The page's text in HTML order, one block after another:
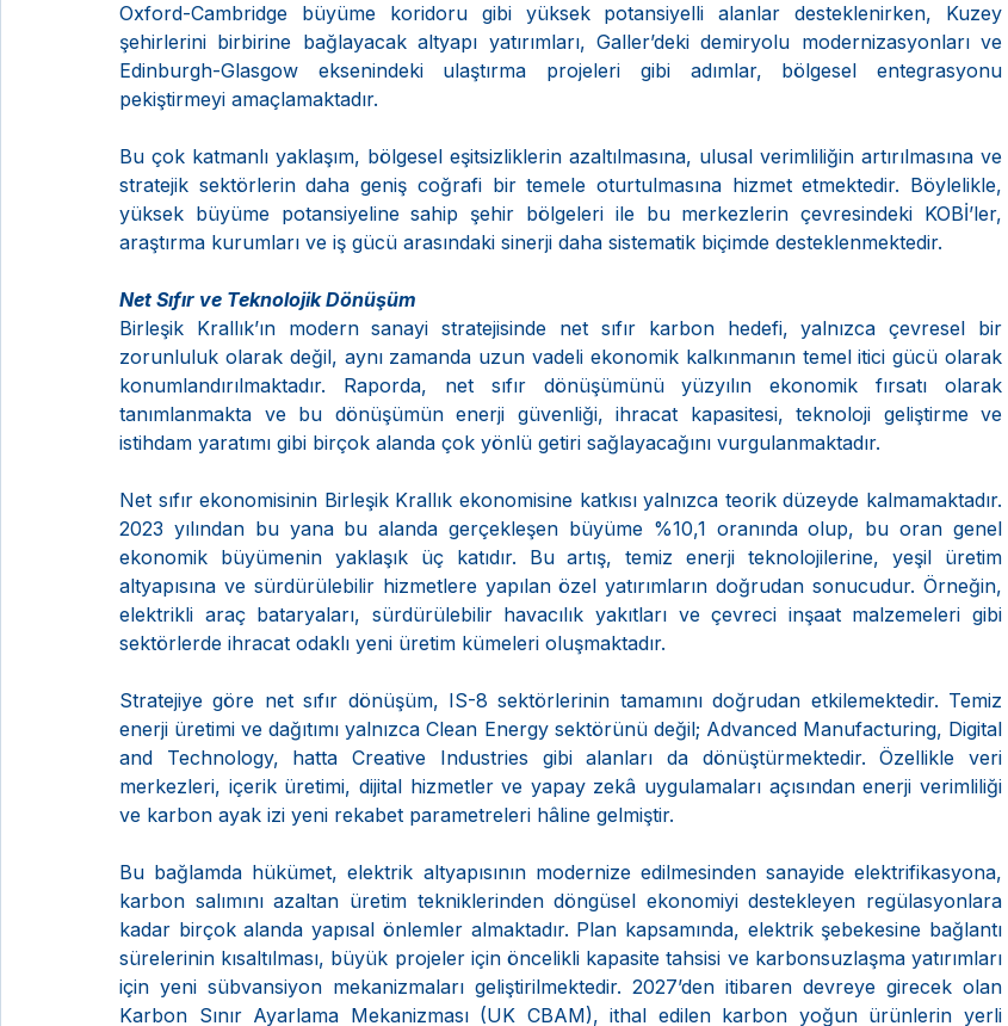
Oxford-Cambridge büyüme koridoru gibi yüksek potansiyelli alanlar desteklenirken, Kuzey
şehirlerini birbirine bağlayacak altyapı yatırımları, Galler’deki demiryolu modernizasyonları ve
Edinburgh-Glasgow eksenindeki ulaştırma projeleri gibi adımlar, bölgesel entegrasyonu
pekiştirmeyi amaçlamaktadır.
Bu çok katmanlı yaklaşım, bölgesel eşitsizliklerin azaltılmasına, ulusal verimliliğin artırılmasına ve
stratejik sektörlerin daha geniş coğrafi bir temele oturtulmasına hizmet etmektedir. Böylelikle,
yüksek büyüme potansiyeline sahip şehir bölgeleri ile bu merkezlerin çevresindeki KOBİ’ler,
araştırma kurumları ve iş gücü arasındaki sinerji daha sistematik biçimde desteklenmektedir.
Net Sıfır ve Teknolojik Dönüşüm
Birleşik Krallık’ın modern sanayi stratejisinde net sıfır karbon hedefi, yalnızca çevresel bir
zorunluluk olarak değil, aynı zamanda uzun vadeli ekonomik kalkınmanın temel itici gücü olarak
konumlandırılmaktadır. Raporda, net sıfır dönüşümünü yüzyılın ekonomik fırsatı olarak
tanımlanmakta ve bu dönüşümün enerji güvenliği, ihracat kapasitesi, teknoloji geliştirme ve
istihdam yaratımı gibi birçok alanda çok yönlü getiri sağlayacağını vurgulanmaktadır.
Net sıfır ekonomisinin Birleşik Krallık ekonomisine katkısı yalnızca teorik düzeyde kalmamaktadır.
2023 yılından bu yana bu alanda gerçekleşen büyüme %10,1 oranında olup, bu oran genel
ekonomik büyümenin yaklaşık üç katıdır. Bu artış, temiz enerji teknolojilerine, yeşil üretim
altyapısına ve sürdürülebilir hizmetlere yapılan özel yatırımların doğrudan sonucudur. Örneğin,
elektrikli araç bataryaları, sürdürülebilir havacılık yakıtları ve çevreci inşaat malzemeleri gibi
sektörlerde ihracat odaklı yeni üretim kümeleri oluşmaktadır.
Stratejiye göre net sıfır dönüşüm, IS-8 sektörlerinin tamamını doğrudan etkilemektedir. Temiz
enerji üretimi ve dağıtımı yalnızca Clean Energy sektörünü değil; Advanced Manufacturing, Digital
and Technology, hatta Creative Industries gibi alanları da dönüştürmektedir. Özellikle veri
merkezleri, içerik üretimi, dijital hizmetler ve yapay zekâ uygulamaları açısından enerji verimliliği
ve karbon ayak izi yeni rekabet parametreleri hâline gelmiştir.
Bu bağlamda hükümet, elektrik altyapısının modernize edilmesinden sanayide elektrifikasyona,
karbon salımını azaltan üretim tekniklerinden döngüsel ekonomiyi destekleyen regülasyonlara
kadar birçok alanda yapısal önlemler almaktadır. Plan kapsamında, elektrik şebekesine bağlantı
sürelerinin kısaltılması, büyük projeler için öncelikli kapasite tahsisi ve karbonsuzlaşma yatırımları
için yeni sübvansiyon mekanizmaları geliştirilmektedir. 2027’den itibaren devreye girecek olan
Karbon Sınır Ayarlama Mekanizması (UK CBAM), ithal edilen karbon yoğun ürünlerin yerli